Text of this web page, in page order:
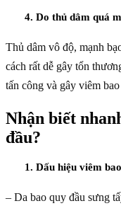
4. Do thủ dâm quá
Thủ dâm vô độ, mạnh
cách rất dễ gây tổn
tấn công và gây viêm
Nhận biết
đầu?
1. Dấu hiệu viêm
– Da bao quy đầu sưng